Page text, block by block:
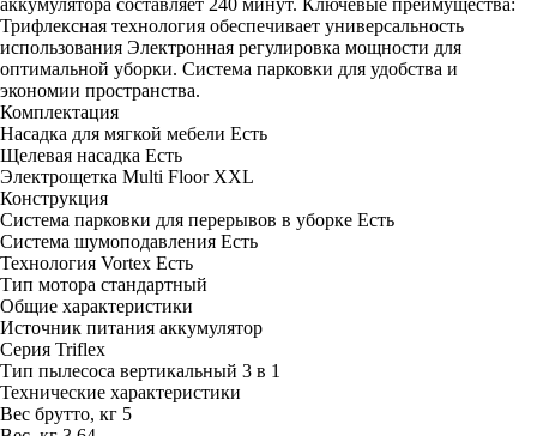
аккумулятора составляет 240 минут. Ключевые преимущества:
Трифлексная технология обеспечивает универсальность
использования Электронная регулировка мощности для
оптимальной уборки. Система парковки для удобства и
экономии пространства.
Комплектация
Насадка для мягкой мебели Есть
Щелевая насадка Есть
Электрощетка Multi Floor XXL
Конструкция
Система парковки для перерывов в уборке Есть
Система шумоподавления Есть
Технология Vortex Есть
Тип мотора стандартный
Общие характеристики
Источник питания аккумулятор
Серия Triflex
Тип пылесоса вертикальный 3 в 1
Технические характеристики
Вес брутто, кг 5